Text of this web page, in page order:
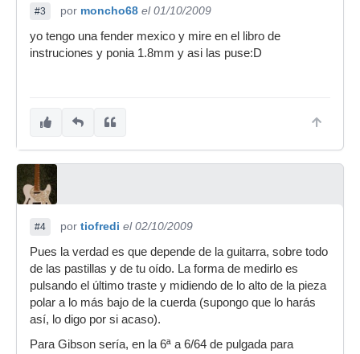
#3 por moncho68 el 01/10/2009
yo tengo una fender mexico y mire en el libro de
instruciones y ponia 1.8mm y asi las puse:D
#4 por tiofredi el 02/10/2009
Pues la verdad es que depende de la guitarra, sobre todo
de las pastillas y de tu oído. La forma de medirlo es
pulsando el último traste y midiendo de lo alto de la pieza
polar a lo más bajo de la cuerda (supongo que lo harás
así, lo digo por si acaso).
Para Gibson sería, en la 6ª a 6/64 de pulgada para